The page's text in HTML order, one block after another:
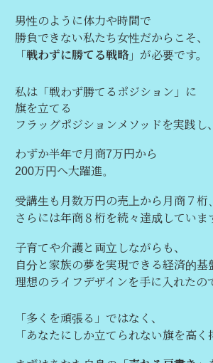
男性のように体力や時間で
勝負できない私たち女性だからこそ、
「戦わずに勝てる戦略」 が必要です。
私は「戦わず勝てるポジション」に
旗を立てる
フラッグポジションメソッドを実践し、
わずか半年で月商7万円から
200万円へ大躍進。
受講生も月数万円の売上から月商７桁、
さらには年商８桁を続々達成していま
子育てや介護と両立しながらも、
自分と家族の夢を実現できる経済的基
理想のライフデザインを手に入れたの
「多くを頑張る」ではなく、
「あなたにしか立てられない旗を高く